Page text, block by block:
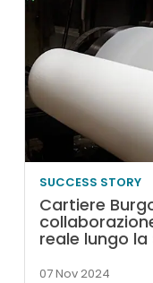
SUCCESS STORY
Cartiere
reale lungo la
07 Nov 2024